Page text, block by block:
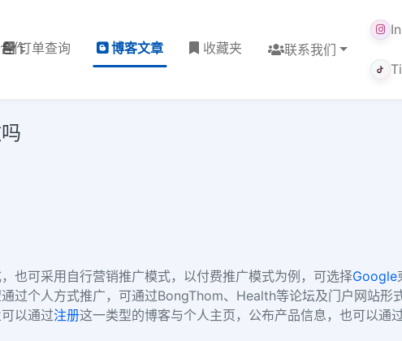
作订单查询 博客文章 收藏夹 联系我们
也可采用自行营销推广模式，以付费推广模式为例，可选择Google
过个人方式推广，可通过BongThom、Health等论坛及门户网站形
以通过注册这一类型的博客与个人主页，公布产品信息，也可以通